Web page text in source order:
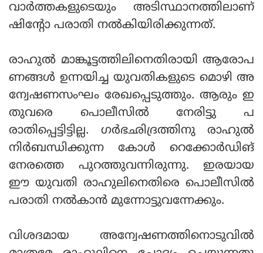
വാര്‍ത്തകളുടെയും അടിസ്ഥാനത്തിലാണ്
ഷിന്റോ പരാതി നല്‍കിയിരിക്കുന്നത്.
രാഹുല്‍ മാങ്കൂട്ടത്തിലിനെതിരായി ആരോപ
ണങ്ങള്‍ ഉന്നയിച്ച യുവതികളുടെ മൊഴി അ
ന്വേഷണസംഘം രേഖപ്പെടുത്തും. ആരും ഇ
തുവരെ പൊലീസില്‍ നേരിട്ടു പ
രാതിപ്പെട്ടിട്ടില്ല. ഗര്‍ഭഛിദ്രത്തിനു രാഹുല്‍
നിര്‍ബന്ധിക്കുന്ന കോള്‍ റെക്കോര്‍ഡിങ്
നേരത്തെ പുറത്തുവന്നിരുന്നു. ഇരയായ
ഈ യുവതി രാഹുലിനെതിരെ പൊലീസില്‍
പരാതി നല്‍കാന്‍ മുന്നോട്ടുവന്നേക്കും.
വിശദമായ അന്വേഷണത്തിനൊടുവില്‍